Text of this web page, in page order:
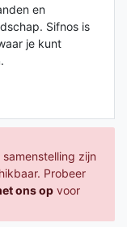
en
Sifnos is
je kunt
zijn
Probeer
ons opvoor